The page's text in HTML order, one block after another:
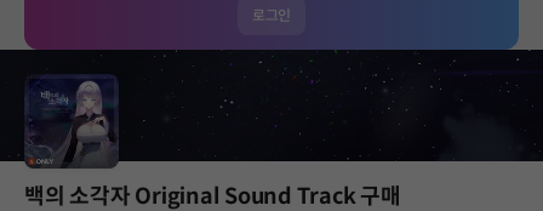
로그인
백의 소각자 Original Sound Track 구매